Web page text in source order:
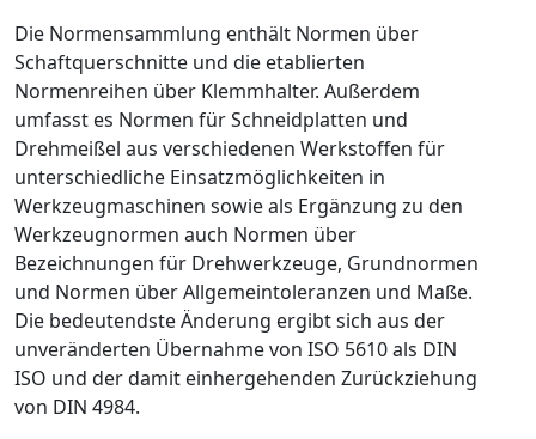
Die Normensammlung enthält Normen über
Schaftquerschnitte und die etablierten
Normenreihen über Klemmhalter. Außerdem
umfasst es Normen für Schneidplatten und
Drehmeißel aus verschiedenen Werkstoffen für
unterschiedliche Einsatzmöglichkeiten in
Werkzeugmaschinen sowie als Ergänzung zu den
Werkzeugnormen auch Normen über
Bezeichnungen für Drehwerkzeuge, Grundnormen
und Normen über Allgemeintoleranzen und Maße.
Die bedeutendste Änderung ergibt sich aus der
unveränderten Übernahme von ISO 5610 als DIN
ISO und der damit einhergehenden Zurückziehung
von DIN 4984.